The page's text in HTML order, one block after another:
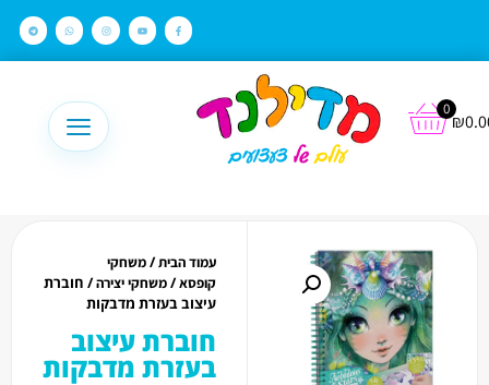
₪
0
עמוד הבית/משחקי
קופסא/משחקי יצירה/ חוברת
עיצוב בעזרת מדבקות
חוברת עיצוב
בעזרת מדבקות